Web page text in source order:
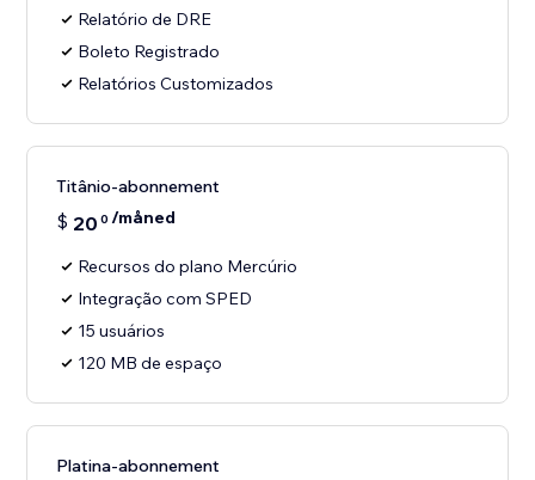
Relatório de DRE
Boleto Registrado
Relatórios Customizados
Titânio-abonnement
$ 20 0 /måned
Recursos do plano Mercúrio
Integração com SPED
15 usuários
120 MB de espaço
Platina-abonnement